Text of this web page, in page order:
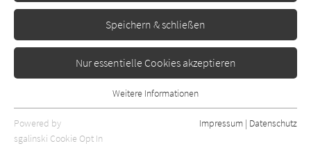
Speichern & schließen
Nur essentielle Cookies akzeptieren
Essentielle Cookies werden für grundlegende Funktionen der
Webseite benötigt. Dadurch ist gewährleistet, dass die Webseite
Weitere Informationen
Powered by
sgalinski Cookie Opt In
Impressum | Datenschutz